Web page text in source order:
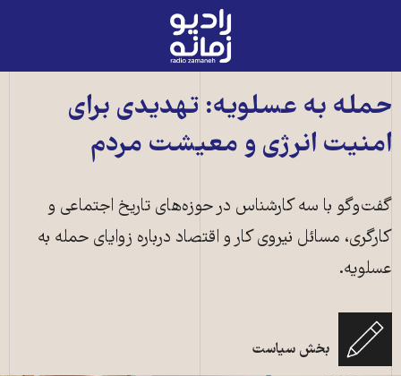
رادیو
زمانه
صفحه
اصلی
حمله به عسلویه: تهدیدی برای
امنیت انرژی و معیشت مردم
گفت‌وگو با سه کارشناس در حوزه‌های تاریخ اجتماعی و
کارگری، مسائل نیروی کار و اقتصاد درباره زوایای حمله به
عسلویه.
بخش سیاست